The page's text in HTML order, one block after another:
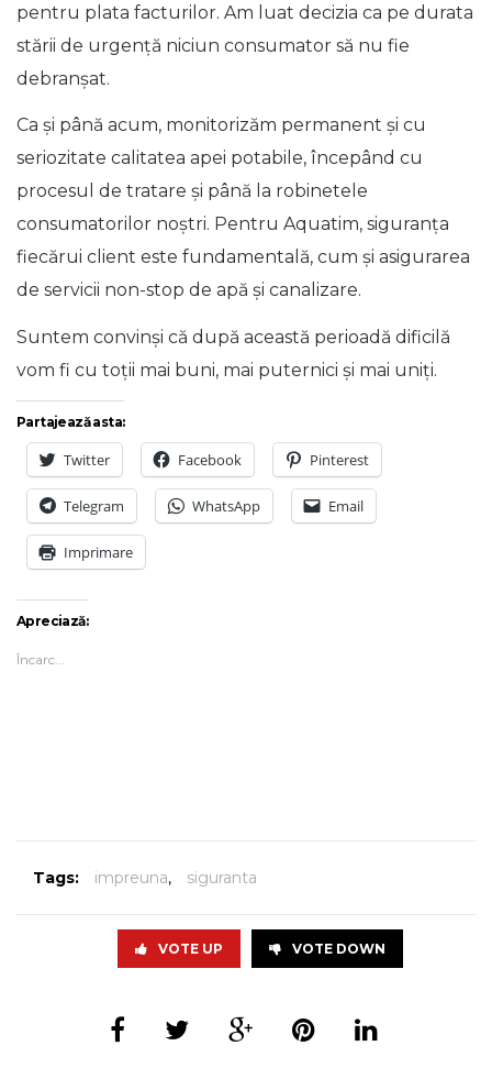
pentru plata facturilor. Am luat decizia ca pe durata
stării de urgență niciun consumator să nu fie
debranșat.
Ca și până acum, monitorizăm permanent și cu
seriozitate calitatea apei potabile, începând cu
procesul de tratare şi până la robinetele
consumatorilor noștri. Pentru Aquatim, siguranța
fiecărui client este fundamentală, cum și asigurarea
de servicii non-stop de apă și canalizare.
Suntem convinși că după această perioadă dificilă
vom fi cu toții mai buni, mai puternici și mai uniți.
Partajează asta:
Twitter Facebook Pinterest
Telegram WhatsApp Email
Imprimare
Apreciază:
Încarc...
Tags: impreuna, siguranta
VOTE UP VOTE DOWN